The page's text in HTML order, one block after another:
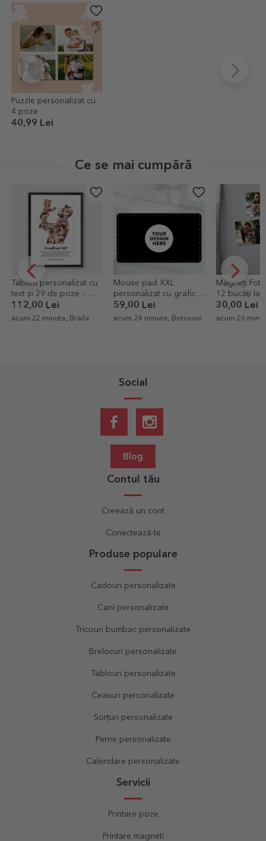
Puzzle personalizat cu
4 poze
40,99 Lei
Ce se mai cumpără
Tablou personalizat cu
text și 29 de poze -
Dad and baby
112,00 Lei
acum 22 minute, Braila
Mouse pad XXL
personalizat cu grafica
ta
59,00 Lei
acum 24 minute, Botosani
Magneți
12 bucăți la
30,00 Lei
acum 26
Social
Blog
Contul tău
Creează un cont
Conectează-te
Produse populare
Cadouri personalizate
Cani personalizate
Tricouri bumbac personalizate
Brelocuri personalizate
Tablouri personalizate
Ceasuri personalizate
Sorțuri personalizate
Perne personalizate
Calendare personalizate
Servicii
Printare poze
Printare magneti